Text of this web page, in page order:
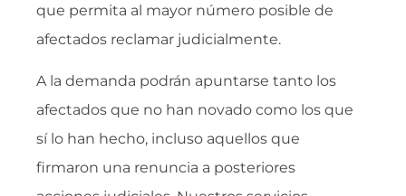
que permita al mayor número posible de
afectados reclamar judicialmente.
A la demanda podrán apuntarse tanto los
afectados que no han novado como los que
sí lo han hecho, incluso aquellos que
firmaron una renuncia a posteriores